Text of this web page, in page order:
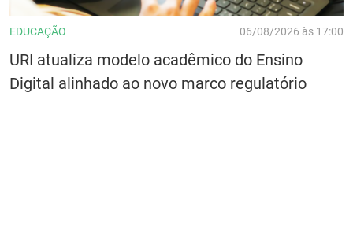
EDUCAÇÃO 06/08/2026 às 17:00
URI atualiza modelo acadêmico do Ensino
Digital alinhado ao novo marco regulatório